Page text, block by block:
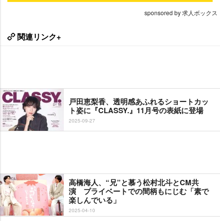
sponsored by 求人ボックス
関連リンク+
戸田恵梨香、透明感あふれるショートカッ
ト姿に『CLASSY.』11月号の表紙に登場
2025-09-27
高橋海人、“兄”と慕う松村北斗とCM共
演 プライベートでの間柄もにじむ「素で
楽しんでいる」
2025-04-10